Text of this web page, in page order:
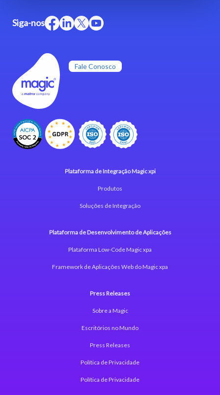
Fale Conosco
Siga-nos
Plataforma de Integração Magic xpi
Produtos
Soluções de Integração
Plataforma de Desenvolvimento de Aplicações
Plataforma Low-Code Magic xpa
Framework de Aplicações Web do Magic xpa
Press Releases
Sobre a Magic
Escritórios no Mundo
Press Releases
Política de Privacidade
Política de Privacidade